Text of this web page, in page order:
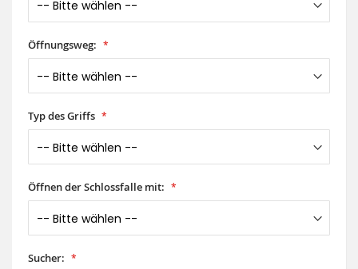
Öffnungsweg:
Typ des Griffs
Öffnen der Schlossfalle mit:
Sucher: